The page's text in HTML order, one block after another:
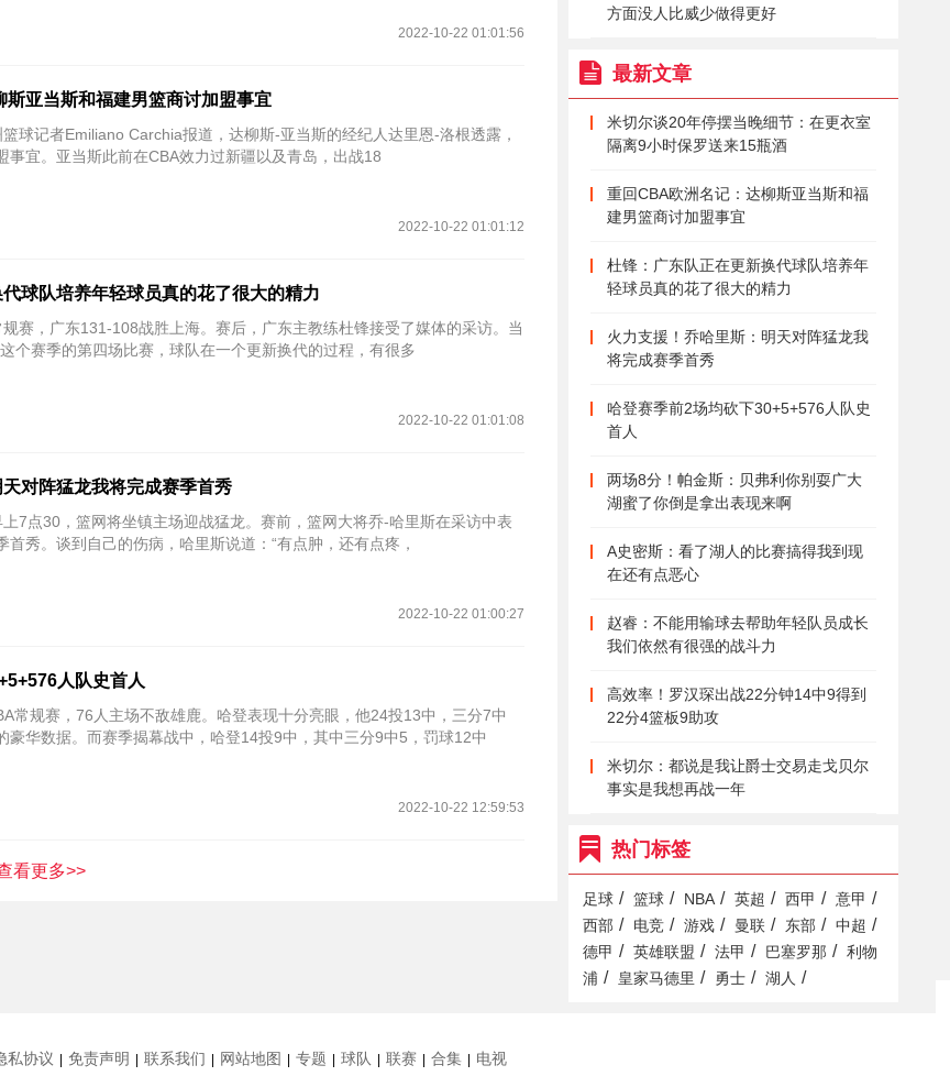
2022-10-22 01:01:56
亚当斯和福建男篮商讨加盟事宜
球记者Emiliano Carchia报道，达柳斯-亚当斯的经纪人达里恩-洛根透露，
事宜。亚当斯此前在CBA效力过新疆以及青岛，出战18
2022-10-22 01:01:12
球队培养年轻球员真的花了很大的精力
赛，广东131-108战胜上海。赛后，广东主教练杜锋接受了媒体的采访。当
个赛季的第四场比赛，球队在一个更新换代的过程，有很多
2022-10-22 01:01:08
对阵猛龙我将完成赛季首秀
7点30，篮网将坐镇主场迎战猛龙。赛前，篮网大将乔-哈里斯在采访中表
首秀。谈到自己的伤病，哈里斯说道：“有点肿，还有点疼，
2022-10-22 01:00:27
人队史首人
常规赛，76人主场不敌雄鹿。哈登表现十分亮眼，他24投13中，三分7中
豪华数据。而赛季揭幕战中，哈登14投9中，其中三分9中5，罚球12中
2022-10-22 12:59:53
看更多>>
方面没人比威少做得更好
最新文章
米切尔谈20年停摆当晚细节：在更衣室
隔离9小时保罗送来15瓶酒
重回CBA欧洲名记：达柳斯亚当斯和福
建男篮商讨加盟事宜
杜锋：广东队正在更新换代球队培养年
轻球员真的花了很大的精力
火力支援！乔哈里斯：明天对阵猛龙我
将完成赛季首秀
哈登赛季前2场均砍下30+5+576人队史
首人
两场8分！帕金斯：贝弗利你别耍广大
湖蜜了你倒是拿出表现来啊
A史密斯：看了湖人的比赛搞得我到现
在还有点恶心
赵睿：不能用输球去帮助年轻队员成长
我们依然有很强的战斗力
高效率！罗汉琛出战22分钟14中9得到
22分4篮板9助攻
米切尔：都说是我让爵士交易走戈贝尔
事实是我想再战一年
热门标签
足球 / 篮球 / NBA / 英超 / 西甲 / 意甲 /
西部 / 电竞 / 游戏 / 曼联 / 东部 / 中超 /
德甲 / 英雄联盟 / 法甲 / 巴塞罗那 / 利物
浦 / 皇家马德里 / 勇士 / 湖人 /
私协议 免责声明 联系我们 网站地图 专题 球队 联赛 合集 电视